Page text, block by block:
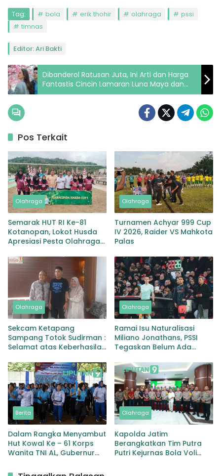
Tag: bola erik thohir olahraga
pssi
timnas
Editor: Ari Bakti
Dibanderol Ratusan Juta, Ini Arti dan Harga
Fantastis Cincin Lamaran Luna Maya dan
Maxime Bouttier
Pos Terkait
Olahraga
Semarak HUT RI Ke-81
Kotanopan, Lokot Husda
Apresiasi Pesta Olahraga
Olahraga
Turnamen Achyar 999 Cup
IV 2026, Raider VS Mahkota
Palas
Olahraga
Sekcam Ketapang
Sampang Totok Sudirman :
Selamat atas Keberhasilan
Juara SEA Games di
Thailand
Olahraga
Ramai Isu Naturalisasi
Miliano Jonathans, PSSI
Tegaskan Belum Ada
Berita
Dalam Rangka Menyambut
Hut Kowal Ke – 61 Korps
Wanita TNI AL, Gubernur
Olah Raga Bersama di
Olahraga
Kapolda Jatim
Berangkatkan Tim Putra
Putri Kejurnas Bola Voli